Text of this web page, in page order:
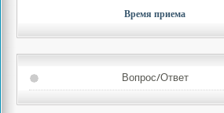
Время приема
Вопрос/Ответ